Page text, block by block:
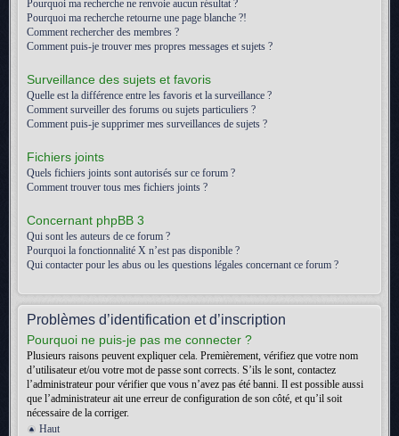
Pourquoi ma recherche ne renvoie aucun résultat ?
Pourquoi ma recherche retourne une page blanche ?!
Comment rechercher des membres ?
Comment puis-je trouver mes propres messages et sujets ?
Surveillance des sujets et favoris
Quelle est la différence entre les favoris et la surveillance ?
Comment surveiller des forums ou sujets particuliers ?
Comment puis-je supprimer mes surveillances de sujets ?
Fichiers joints
Quels fichiers joints sont autorisés sur ce forum ?
Comment trouver tous mes fichiers joints ?
Concernant phpBB 3
Qui sont les auteurs de ce forum ?
Pourquoi la fonctionnalité X n’est pas disponible ?
Qui contacter pour les abus ou les questions légales concernant ce forum ?
Problèmes d’identification et d’inscription
Pourquoi ne puis-je pas me connecter ?
Plusieurs raisons peuvent expliquer cela. Premièrement, vérifiez que votre nom
d’utilisateur et/ou votre mot de passe sont corrects. S’ils le sont, contactez
l’administrateur pour vérifier que vous n’avez pas été banni. Il est possible aussi
que l’administrateur ait une erreur de configuration de son côté, et qu’il soit
nécessaire de la corriger.
Haut